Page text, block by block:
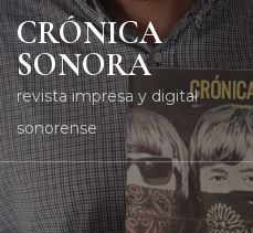
CRÓNICA
SONORA
revista impresa y digital
sonorense